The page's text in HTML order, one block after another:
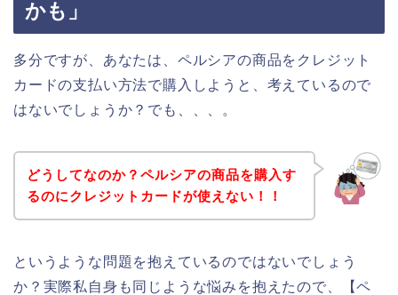
かも」
多分ですが、あなたは、ペルシアの商品をクレジット
カードの支払い方法で購入しようと、考えているので
はないでしょうか？でも、、、。
どうしてなのか？ペルシアの商品を購入す
るのにクレジットカードが使えない！！
というような問題を抱えているのではないでしょう
か？実際私自身も同じような悩みを抱えたので、【ペ